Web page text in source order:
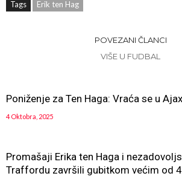
Tags Erik ten Hag
POVEZANI ČLANCI
VIŠE U FUDBAL
Poniženje za Ten Haga: Vraća se u
4 Oktobra, 2025
Promašaji Erika ten Haga i
Traffordu završili gubitkom većim od